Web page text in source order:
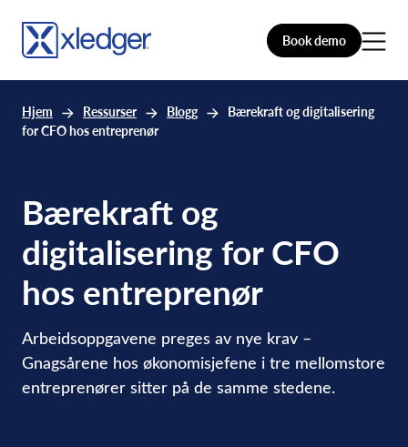
Book demo
Hjem Ressurser Blogg
Bærekraft og digitalisering
for CFO hos entreprenør
Bærekraft og
digitalisering for CFO
hos entreprenør
Arbeidsoppgavene preges av nye krav –
Gnagsårene hos økonomisjefene i tre mellomstore
entreprenører sitter på de samme stedene.